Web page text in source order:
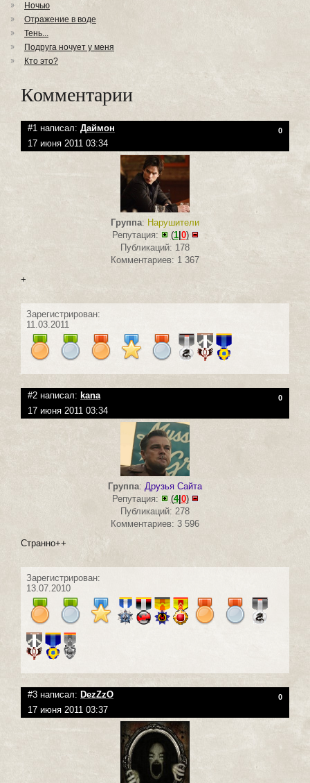
Ночью
Отражение в воде
Тень...
Подруга ночует у меня
Кто это?
Комментарии
#1 написал: Даймон 0
17 июня 2011 03:34
Группа: Нарушители
Репутация:
(1| 0)
Публикаций: 178
Комментариев: 1 367
+
Зарегистрирован:
11.03.2011
#2 написал: kana 0
17 июня 2011 03:34
Группа: Друзья Сайта
Репутация:
(4| 0)
Публикаций: 278
Комментариев: 3 596
Странно++
Зарегистрирован:
13.07.2010
#3 написал: DezZzO 0
17 июня 2011 03:37